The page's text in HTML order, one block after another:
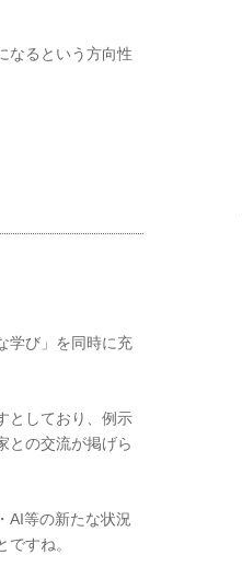
なるという方向性
学び」を同時に充
としており、例示
との交流が掲げら
AI等の新たな状況
ですね。